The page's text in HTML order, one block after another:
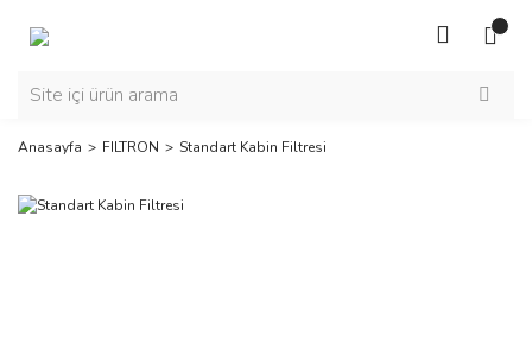
Anasayfa FILTRON Standart Kabin Filtresi